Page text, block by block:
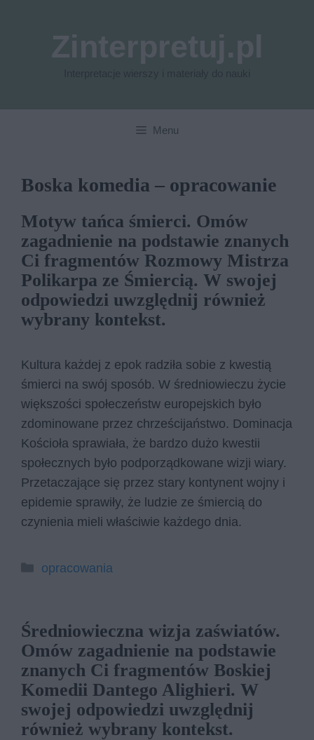
Menu
Boska komedia – opracowanie
Motyw tańca śmierci. Omów
zagadnienie na podstawie znanych
Ci fragmentów Rozmowy Mistrza
Polikarpa ze Śmiercią. W swojej
odpowiedzi uwzględnij również
wybrany kontekst.
Kultura każdej z epok radziła sobie z kwestią
śmierci na swój sposób. W średniowieczu życie
większości społeczeństw europejskich było
zdominowane przez chrześcijaństwo. Dominacja
Kościoła sprawiała, że bardzo dużo kwestii
społecznych było podporządkowane wizji wiary.
Przetaczające się przez stary kontynent wojny i
epidemie sprawiły, że ludzie ze śmiercią do
czynienia mieli właściwie każdego dnia.
Kategorie
opracowania
Średniowieczna wizja zaświatów.
Omów zagadnienie na podstawie
znanych Ci fragmentów Boskiej
Komedii Dantego Alighieri. W
swojej odpowiedzi uwzględnij
również wybrany kontekst.